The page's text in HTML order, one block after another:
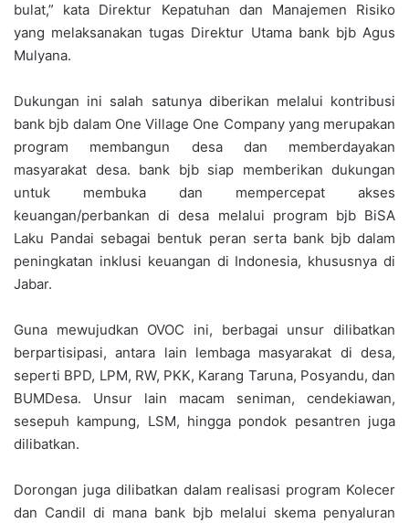
bulat,” kata Direktur Kepatuhan dan Manajemen Risiko
yang melaksanakan tugas Direktur Utama bank bjb Agus
Mulyana.
Dukungan ini salah satunya diberikan melalui kontribusi
bank bjb dalam One Village One Company yang merupakan
program membangun desa dan memberdayakan
masyarakat desa. bank bjb siap memberikan dukungan
untuk membuka dan mempercepat akses
keuangan/perbankan di desa melalui program bjb BiSA
Laku Pandai sebagai bentuk peran serta bank bjb dalam
peningkatan inklusi keuangan di Indonesia, khususnya di
Jabar.
Guna mewujudkan OVOC ini, berbagai unsur dilibatkan
berpartisipasi, antara lain lembaga masyarakat di desa,
seperti BPD, LPM, RW, PKK, Karang Taruna, Posyandu, dan
BUMDesa. Unsur lain macam seniman, cendekiawan,
sesepuh kampung, LSM, hingga pondok pesantren juga
dilibatkan.
Dorongan juga dilibatkan dalam realisasi program Kolecer
dan Candil di mana bank bjb melalui skema penyaluran